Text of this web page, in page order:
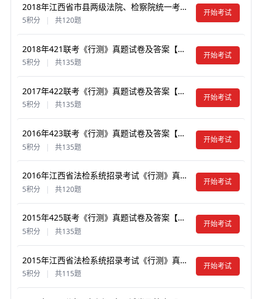
2018年江西省市县两级法院、检察院统一考录公务员笔试《行测》真题试卷及答案【含解析】
5积分 | 共120题
开始考试
2018年421联考《行测》真题试卷及答案【含解析】（江西卷）
5积分 | 共135题
开始考试
2017年422联考《行测》真题试卷及答案【含解析】（江西卷）
5积分 共135题
开始考试
2016年423联考《行测》真题试卷及答案【含解析】（江西卷）
5积分 | 共135题
开始考试
2016年江西省法检系统招录考试《行测》真题试卷及答案【含解析】
5积分 | 共120题
开始考试
2015年425联考《行测》真题试卷及答案【含解析】（江西卷）
5积分 | 共135题
开始考试
2015年江西省法检系统招录考试《行测》真题试卷及答案【含解析】
5积分 | 共115题
开始考试